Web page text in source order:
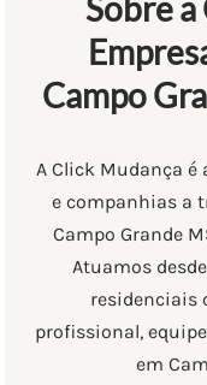
Sobre
Campo
A Click Mudança
e companhias a
Campo Grande
Atuamos
residenciais
profissional,
em